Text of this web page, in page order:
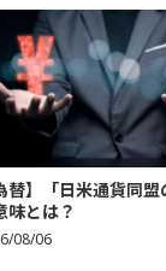
替】「日米通貨同盟
味とは？
08/06